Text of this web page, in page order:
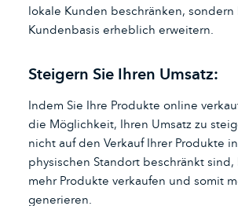
lokale Kunden beschränken, sondern
Kundenbasis erheblich erweitern.
Steigern Sie Ihren Umsatz:
Indem Sie Ihre Produkte online
die Möglichkeit, Ihren Umsatz zu
nicht auf den Verkauf Ihrer Produkte
physischen Standort beschränkt sind,
mehr Produkte verkaufen und somit
generieren.